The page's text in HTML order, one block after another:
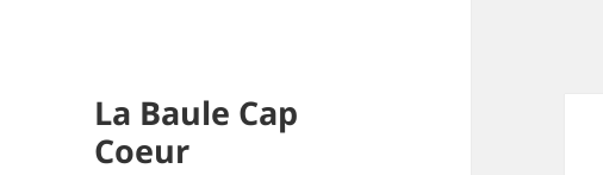
La Baule Cap
Coeur